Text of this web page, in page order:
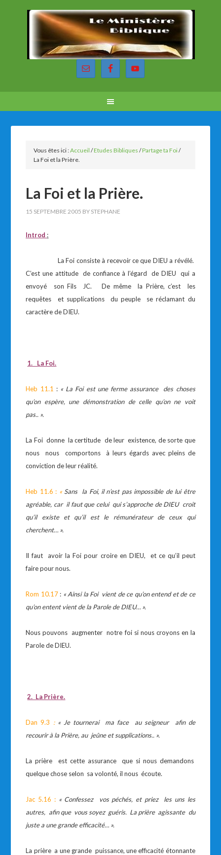
Vous êtes ici :Accueil /Etudes Bibliques /Partage ta Foi/
La Foi et la Prière.
La Foi et la Prière.
15 SEPTEMBRE 2005 BY STEPHANE
Introd :
La Foi consiste à recevoir ce que DIEU a révélé.
C’est une attitude de confiance à l’égard de DIEU qui a
envoyé son Fils JC. De même la Prière, c’est les
requêtes et supplications du peuple se réclamant du
caractère de DIEU.
1. La Foi.
Heb 11.1 : « La Foi est une ferme assurance des choses
qu’on espère, une démonstration de celle qu’on ne voit
pas.. ».
La Foi donne la certitude de leur existence, de sorte que
nous nous comportons à leurs égards avec pleins de
conviction de leur réalité.
Heb 11.6 : «Sans la Foi, il n’est pas impossible de lui être
agréable, car il faut que celui qui s’approche de DIEU croit
qu’il existe et qu’il est le rémunérateur de ceux qui
cherchent… ».
Il faut avoir la Foi pour croire en DIEU, et ce qu’il peut
faire pour nous.
Rom 10.17 : « Ainsi la Foi vient de ce qu’on entend et de ce
qu’on entent vient de la Parole de DIEU… ».
Nous pouvons augmenter notre foi si nous croyons en la
Parole de DIEU.
2. La Prière.
Dan 9.3 :« Je tournerai ma face au seigneur afin de
recourir à la Prière, au jeûne et supplications.. ».
La prière est cette assurance que si nous demandons
quelque chose selon sa volonté, il nous écoute.
Jac 5.16 : « Confessez vos péchés, et priez les uns les
autres, afin que vous soyez guéris. La prière agissante du
juste a une grande efficacité… ».
La prière a une grande puissance, une efficacité étonnante